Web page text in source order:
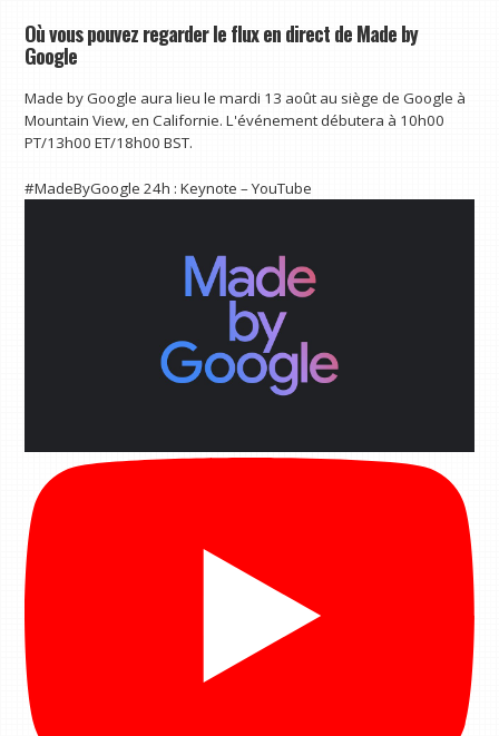
Où vous pouvez regarder le flux en direct de Made by
Google
Made by Google aura lieu le mardi 13 août au siège de Google à
Mountain View, en Californie. L'événement débutera à 10h00
PT/13h00 ET/18h00 BST.
#MadeByGoogle 24h : Keynote – YouTube